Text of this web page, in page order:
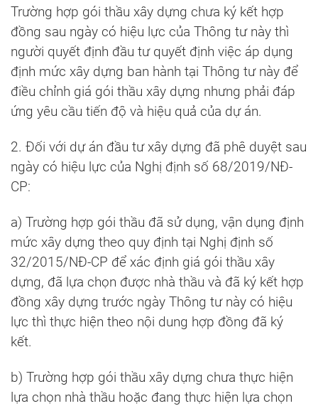
Trường hợp gói thầu xây dựng chưa ký kết hợp
đồng sau ngày có hiệu lực của Thông tư này thì
người quyết định đầu tư quyết định việc áp dụng
định mức xây dựng ban hành tại Thông tư này để
điều chỉnh giá gói thầu xây dựng nhưng phải đáp
ứng yêu cầu tiến độ và hiệu quả của dự án.
2. Đối với dự án đầu tư xây dựng đã phê duyệt sau
ngày có hiệu lực của Nghị định số 68/2019/NĐ-
CP:
a) Trường hợp gói thầu đã sử dụng, vận dụng định
mức xây dựng theo quy định tại Nghị định số
32/2015/NĐ-CP để xác định giá gói thầu xây
dựng, đã lựa chọn được nhà thầu và đã ký kết hợp
đồng xây dựng trước ngày Thông tư này có hiệu
lực thì thực hiện theo nội dung hợp đồng đã ký
kết.
b) Trường hợp gói thầu xây dựng chưa thực hiện
lựa chọn nhà thầu hoặc đang thực hiện lựa chọn